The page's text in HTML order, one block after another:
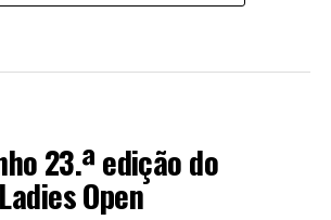
23.ª edição do
Open